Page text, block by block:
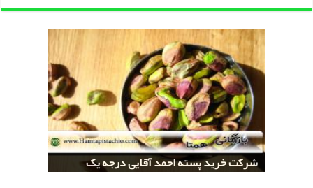
خرید کلی پسته شور اکبری صادراتی
شرکت خرید پسته احمد آقایی درجه یک
قیمت تولید پسته صادراتی رفسنجان
مراکز خريد پسته رفسنجان صادراتی
شرکت خرید پسته اکبری بسته بندی شده